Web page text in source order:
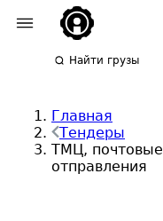
Найти грузы
Главная
Тендеры
ТМЦ, почтовые
отправления